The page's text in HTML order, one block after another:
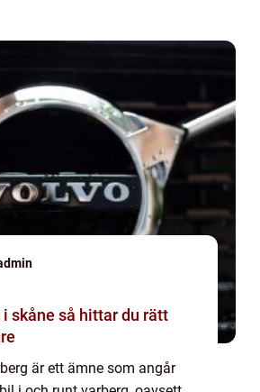
hittar du rätt
är ett ämne som angår